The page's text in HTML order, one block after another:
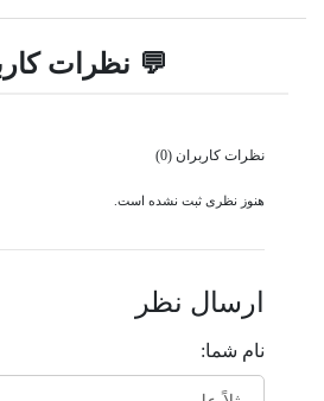
💬 نظرات
نظرات کاربران (0)
هنوز نظری ثبت نشده است.
ارسال نظر
نام شما: